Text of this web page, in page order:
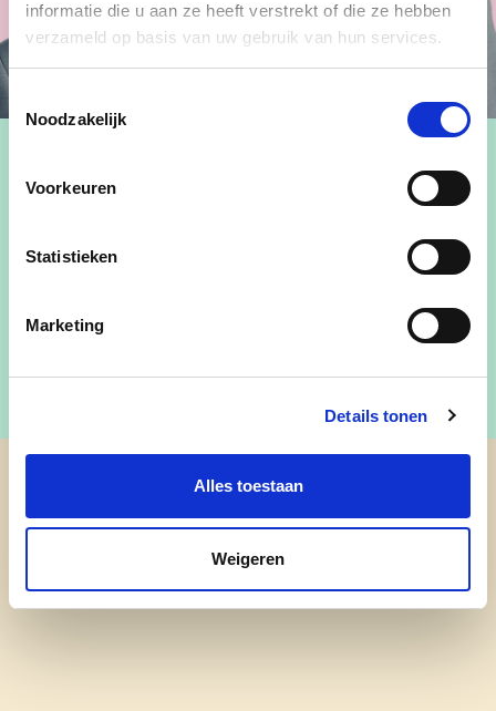
informatie die u aan ze heeft verstrekt of die ze hebben
verzameld op basis van uw gebruik van hun services.
Noodzakelijk
Voorkeuren
Statistieken
Marketing
Details tonen
Alles toestaan
Weigeren
Financiën, cultuur, toerisme, patrimonium, lokale
economie (en citymarketing), juridische zaken en